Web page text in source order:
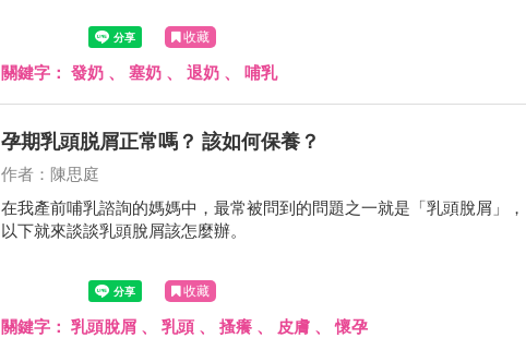
收藏
關鍵字： 發奶 、 塞奶 、 退奶 、 哺乳
孕期乳頭脱屑正常嗎？ 該如何保養？
作者：陳思庭
在我產前哺乳諮詢的媽媽中，最常被問到的問題之一就是「乳頭脫屑」，
以下就來談談乳頭脫屑該怎麼辦。
收藏
關鍵字： 乳頭脫屑 、 乳頭 、 搔癢 、 皮膚 、懷孕